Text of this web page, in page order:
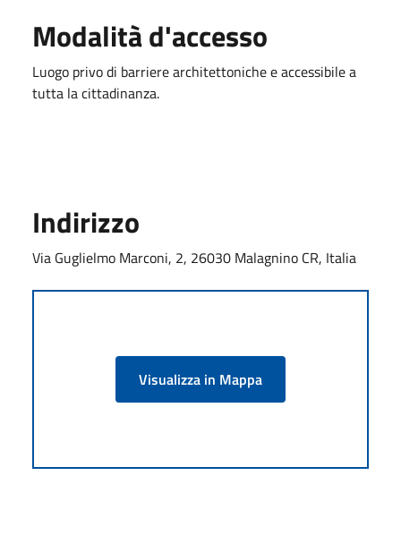
Modalità d'accesso
Luogo privo di barriere architettoniche e accessibile a
tutta la cittadinanza.
Indirizzo
Via Guglielmo Marconi, 2, 26030 Malagnino CR, Italia
Visualizza in Mappa